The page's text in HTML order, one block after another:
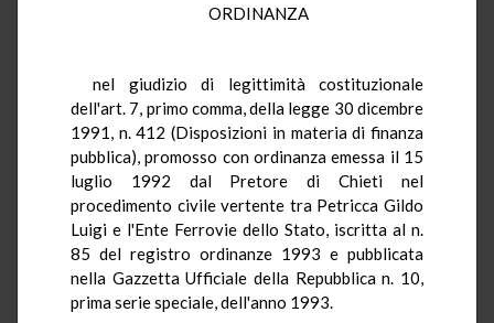
ORDINANZA
nel giudizio di legittimità costituzionale
dell'art. 7, primo comma, della legge 30 dicembre
1991, n. 412 (Disposizioni in materia di finanza
pubblica), promosso con ordinanza emessa il 15
luglio 1992 dal Pretore di Chieti nel
procedimento civile vertente tra Petricca Gildo
Luigi e l'Ente Ferrovie dello Stato, iscritta al n.
85 del registro ordinanze 1993 e pubblicata
nella Gazzetta Ufficiale della Repubblica n. 10,
prima serie speciale, dell'anno 1993.